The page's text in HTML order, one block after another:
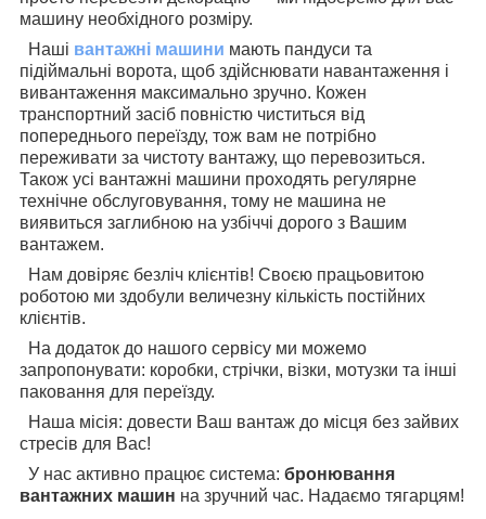
машину необхідного розміру.
Наші вантажні машини мають пандуси та
підіймальні ворота, щоб здійснювати навантаження і
вивантаження максимально зручно. Кожен
транспортний засіб повністю чиститься від
попереднього переїзду, тож вам не потрібно
переживати за чистоту вантажу, що перевозиться.
Також усі вантажні машини проходять регулярне
технічне обслуговування, тому не машина не
виявиться заглибною на узбіччі дорого з Вашим
вантажем.
Нам довіряє безліч клієнтів! Своєю працьовитою
роботою ми здобули величезну кількість постійних
клієнтів.
На додаток до нашого сервісу ми можемо
запропонувати: коробки, стрічки, візки, мотузки та інші
паковання для переїзду.
Наша місія: довести Ваш вантаж до місця без зайвих
стресів для Вас!
У нас активно працює система: бронювання
вантажних машин на зручний час. Надаємо тягарцям!